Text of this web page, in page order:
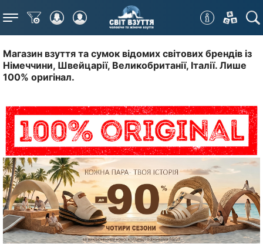
Меню
Магазин взуття та сумок відомих світових брендів із
Німеччини, Швейцарії, Великобританії, Італії. Лише
100% оригінал.